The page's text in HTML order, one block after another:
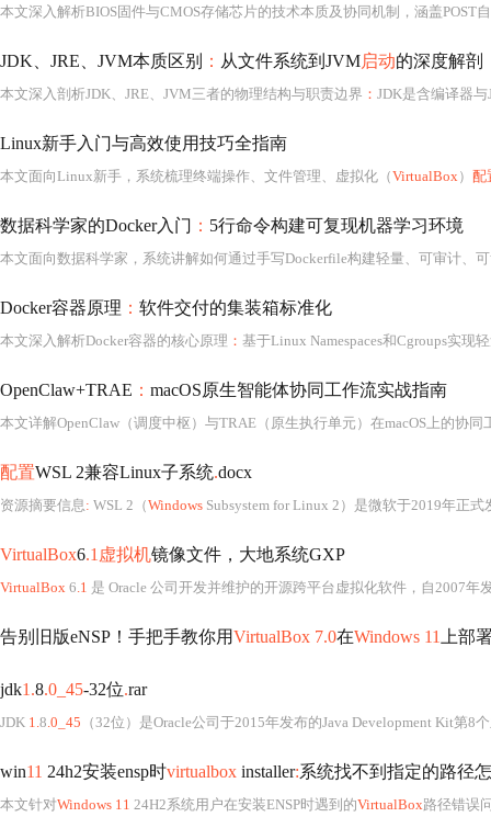
本文深入解析BIOS固件与CMOS存储芯片的技术本质及协同机制，涵盖POST
JDK、JRE、JVM本质区别 ： 从文件系统到JVM启动的深度解剖
本文深入剖析JDK、JRE、JVM三者的物理结构与职责边界 ： JDK是含编译器与JVM的全功能开发工作站；JRE已演变为逻辑概念，指代运行时API规范而非独
Linux新手入门与高效使用技巧全指南
本文面向Linux新手，系统梳理终端操作、文件管理、虚拟化（VirtualBox） 配
数据科学家的Docker入门 ： 5行命令构建可复现机器学习环境
Docker容器原理 ： 软件交付的集装箱标准化
本文深入解析Docker容器的核心原理 ： 基于Linux Namespaces和Cgroups实现轻量级进程隔离，通过镜像分层与写
OpenClaw+TRAE ： macOS原生智能体协同工作流实战指南
配置WSL 2兼容Linux子系统.docx
资源摘要信息: WSL 2（Windows Subsystem for Linux 2）是微软于2019年正式发布
VirtualBox6.1虚拟机镜像文件，大地系统GXP
VirtualBox 6.1 是 Oracle 公司开发并维护的开源跨平台虚拟化软件，自2007年发布以来，凭借
告别旧版eNSP！手把手教你用VirtualBox 7.0在Windows 11 上部
jdk1.8.0_45-32位.rar
JDK 1.8.0_45 （32位）是Oracle公司于2015年发布的Java Development Kit第8个主要版本中的一个具体更新版本，属于Java SE 8（Java Platform, Standard Edition 8）生态体系的核心开发工
win11 24h2安装ensp时virtualbox installer:系统找不到指定的路径
本文针对Windows 11 24H2系统用户在安装ENSP时遇到的VirtualBox路径错误问题，提供了一系列解决方案。包括检查